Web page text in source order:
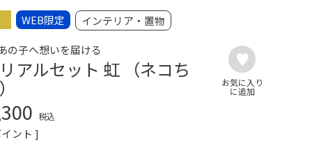
WEB限定 インテリア・置物
の子へ想いを届ける
アルセット 虹 （ネコち
税込
ント ]